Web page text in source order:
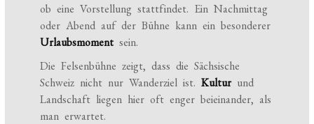
ob eine Vorstellung stattfindet. Ein Nachmittag
oder Abend auf der Bühne kann ein besonderer
Urlaubsmoment sein.
Die Felsenbühne zeigt, dass die Sächsische
Schweiz nicht nur Wanderziel ist.Kulturund
Landschaft liegen hier oft enger beieinander, als
man erwartet.